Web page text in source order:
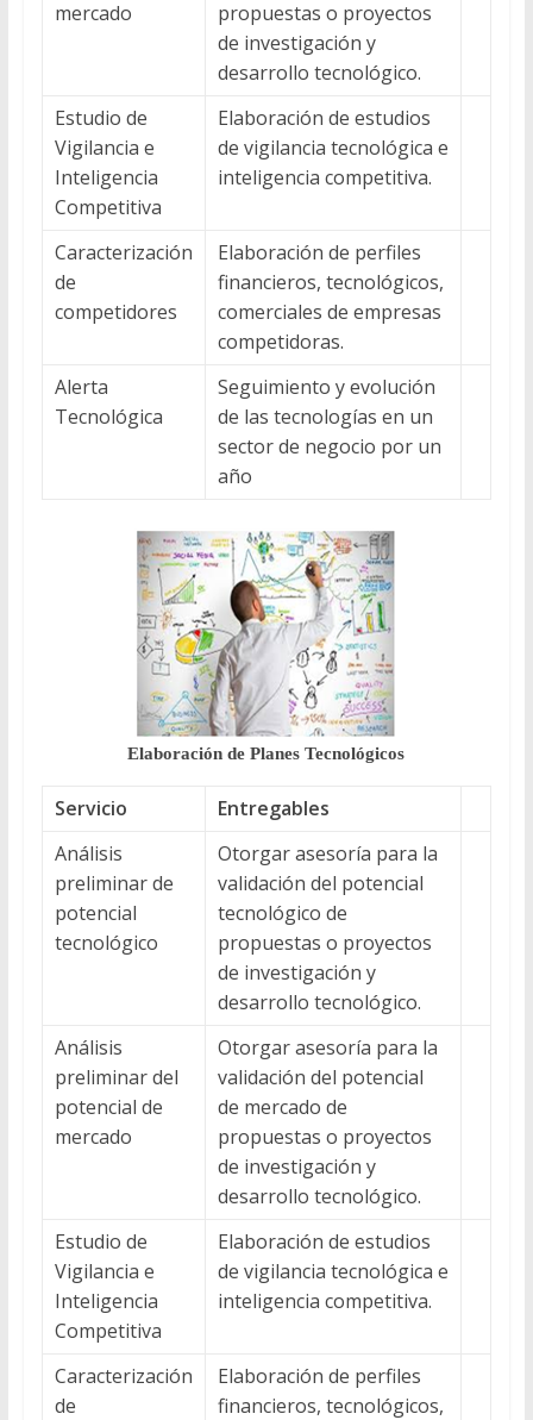
mercado
propuestas o proyectos
de investigación y
desarrollo tecnológico.
Estudio de
Vigilancia e
Inteligencia
Competitiva
Elaboración de estudios
de vigilancia tecnológica e
inteligencia competitiva.
Caracterización
de
competidores
Elaboración de perfiles
financieros, tecnológicos,
comerciales de empresas
competidoras.
Alerta
Tecnológica
Seguimiento y evolución
de las tecnologías en un
sector de negocio por un
año
Elaboración de Planes Tecnológicos
Servicio
Entregables
Análisis
preliminar de
potencial
tecnológico
Otorgar asesoría para la
validación del potencial
tecnológico de
propuestas o proyectos
de investigación y
desarrollo tecnológico.
Análisis
preliminar del
potencial de
mercado
Otorgar asesoría para la
validación del potencial
de mercado de
propuestas o proyectos
de investigación y
desarrollo tecnológico.
Estudio de
Vigilancia e
Inteligencia
Competitiva
Elaboración de estudios
de vigilancia tecnológica e
inteligencia competitiva.
Caracterización
de
Elaboración de perfiles
financieros, tecnológicos,